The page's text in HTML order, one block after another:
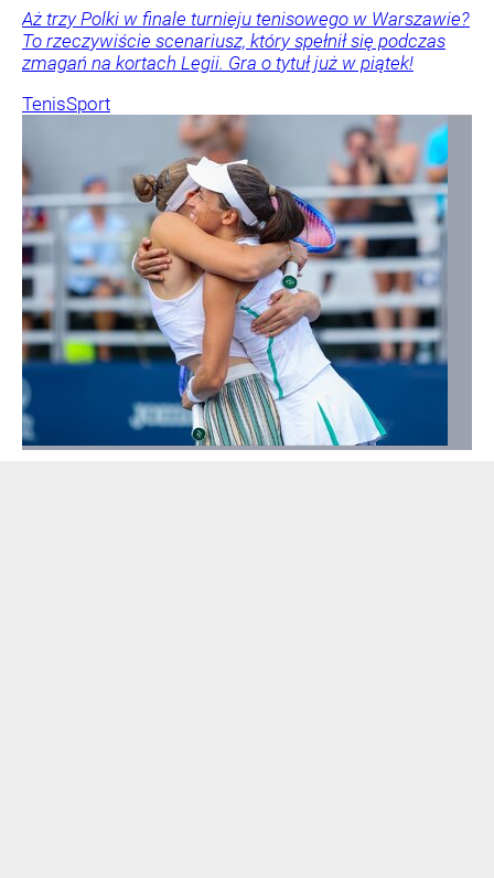
Aż trzy Polki w finale turnieju tenisowego w Warszawie?
To rzeczywiście scenariusz, który spełnił się podczas
zmagań na kortach Legii. Gra o tytuł już w piątek!
TenisSport